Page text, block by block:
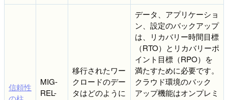
信頼性
MIG-
REL-
移行されたワー
クロードのデー
タはどのように
データ、アプリケーショ
ン、設定のバックアップ
は、リカバリー時間目標
（RTO）とリカバリーポ
イント目標（RPO）を
満たすために必要です。
クラウド環境のバック
アップ機能はオンプレミ